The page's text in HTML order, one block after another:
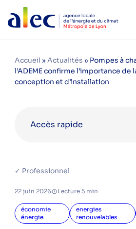
Accueil » Actualités » Pompes à
l’ADEME confirme l’importance de
conception et d’installation
Accès rapide
Catégories
copropriété
eau
✓ Professionnel
22 juin 2026 Lecture 5 min
économie
énergie
energies
renouvelables